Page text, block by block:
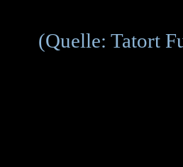
(Quelle: Tatort